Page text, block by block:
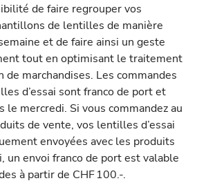
de faire regrouper vos
de lentilles de manière
et de faire ainsi un geste
tout en optimisant le traitement
marchandises. Les commandes
d’essai sont franco de port et
le mercredi. Si vous commandez au
de vente, vos lentilles d’essai
envoyées avec les produits
un envoi franco de port est valable
à partir de CHF 100.-.